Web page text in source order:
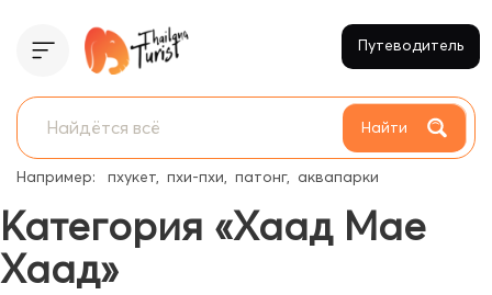
Найти
Например: пхукет пхи-пхи патонг аквапарки
Путеводитель
Категория «Хаад Мае
Хаад»